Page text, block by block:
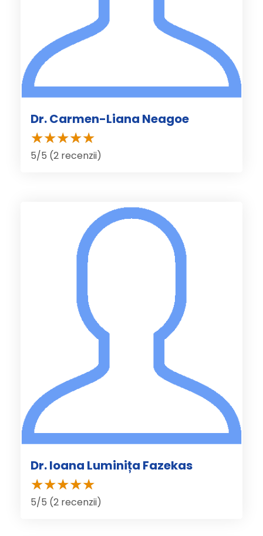
Dr. Carmen-Liana Neagoe
5/5 (2 recenzii)
Dr. Ioana Luminița Fazekas
5/5 (2 recenzii)